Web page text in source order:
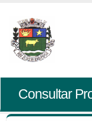
Consultar